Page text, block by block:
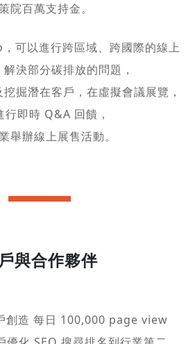
院百萬支持金。
可以進行跨區域、跨國際的線上
決部分碳排放的問題，
掘潛在客戶，在虛擬會議展覽，
行即時 Q&A 回饋，
舉辦線上展售活動。
與合作夥伴
創造 每日 100,000 page view